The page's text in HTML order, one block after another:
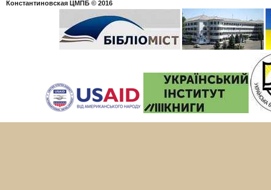
Константиновская ЦМПБ © 2016